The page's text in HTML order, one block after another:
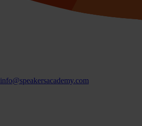
info@speakersacademy.com